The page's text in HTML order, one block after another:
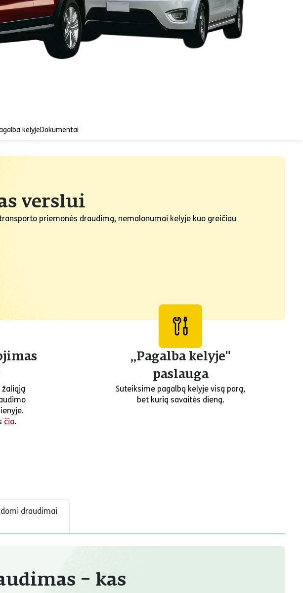
kelyjeDokumentai
verslui
priemonės draudimą, nemalonumai kelyje kuo greičiau
čia.
„Pagalba kelyje"
paslauga
Suteiksime pagalbą kelyje visą parą,
bet kurią savaitės dieną.
draudimai
– kas